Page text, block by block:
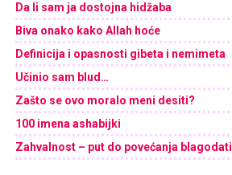
Da li sam ja dostojna hidžaba
Biva onako kako Allah hoće
Definicija i opasnosti gibeta i nemimeta
Učinio sam blud…
Zašto se ovo moralo meni desiti?
100 imena ashabijki
Zahvalnost – put do povećanja blagodati